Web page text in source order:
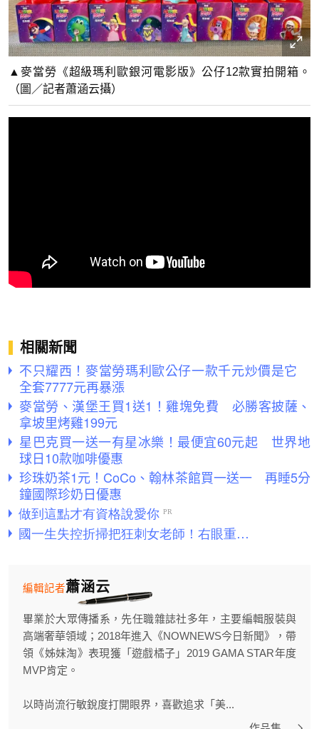
▲麥當勞《超級瑪利歐銀河電影版》公仔12款實拍開箱。
（圖／記者蕭涵云攝）
相關新聞
不只耀西！麥當勞瑪利歐公仔一款千元炒價是它
全套7777元再暴漲
麥當勞、漢堡王買1送1！雞塊免費 必勝客披薩、
拿坡里烤雞199元
星巴克買一送一有星冰樂！最便宜60元起 世界地
球日10款咖啡優惠
珍珠奶茶1元！CoCo、翰林茶館買一送一 再睡5分
鐘國際珍奶日優惠
蕭涵云
編輯記者
畢業於大眾傳播系，先任職雜誌社多年，主要編輯服裝與
高端奢華領域；2018年進入《NOWNEWS今日新聞》，帶
領《姊妹淘》表現獲「遊戲橘子」2019 GAMA STAR年度
MVP肯定。
以時尚流行敏銳度打開眼界，喜歡追求「美...